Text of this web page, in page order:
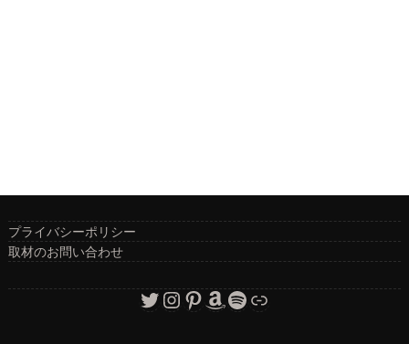
プライバシーポリシー
取材のお問い合わせ
Twitter
Instagram
Pinterest
Amazon
Spotify
リンク